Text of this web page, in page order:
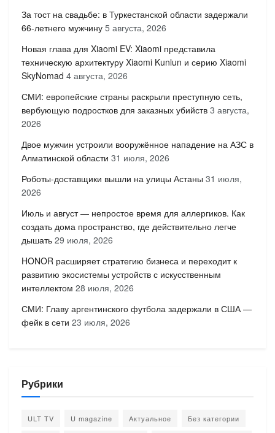
За тост на свадьбе: в Туркестанской области задержали
66-летнего мужчину 5 августа, 2026
Новая глава для Xiaomi EV: Xiaomi представила
техническую архитектуру Xiaomi Kunlun и серию Xiaomi
SkyNomad 4 августа, 2026
СМИ: европейские страны раскрыли преступную сеть,
вербующую подростков для заказных убийств 3 августа,
2026
Двое мужчин устроили вооружённое нападение на АЗС в
Алматинской области 31 июля, 2026
Роботы-доставщики вышли на улицы Астаны 31 июля,
2026
Июль и август — непростое время для аллергиков. Как
создать дома пространство, где действительно легче
дышать 29 июля, 2026
HONOR расширяет стратегию бизнеса и переходит к
развитию экосистемы устройств с искусственным
интеллектом 28 июля, 2026
СМИ: Главу аргентинского футбола задержали в США —
фейк в сети 23 июля, 2026
Рубрики
ULT TV U magazine Актуальное Без категории